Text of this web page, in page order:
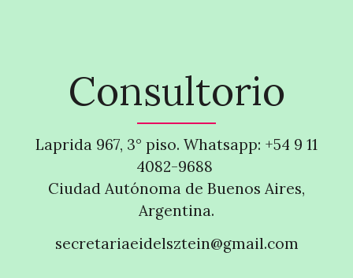
Consultorio
Laprida 967, 3° piso. Whatsapp: +54 9 11
4082-9688
Ciudad Autónoma de Buenos Aires,
Argentina.
secretariaeidelsztein@gmail.com